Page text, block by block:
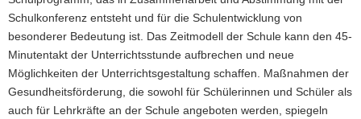
g
r
e
i
f
e
i
g
a
t
i
o
a
l
t
I
n
f
o
r
m
e
Schulkonferenz entsteht und für die Schulentwicklung von
besonderer Bedeutung ist. Das Zeitmodell der Schule kann den 45-
Minutentakt der Unterrichtsstunde aufbrechen und neue
Möglichkeiten der Unterrichtsgestaltung schaffen. Maßnahmen der
Gesundheitsförderung, die sowohl für Schülerinnen und Schüler als
auch für Lehrkräfte an der Schule angeboten werden, spiegeln